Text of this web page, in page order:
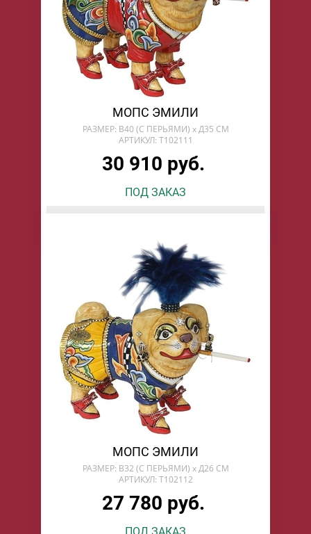
МОПС ЭМИЛИ
РАЗМЕР: В40 (С ПЕРЬЯМИ) х Д35 СМ
АРТИКУЛ: T102111
30 910 руб.
ПОД ЗАКАЗ
МОПС ЭМИЛИ
РАЗМЕР: В32 (С ПЕРЬЯМИ) х Д26 СМ
АРТИКУЛ: T102112
27 780 руб.